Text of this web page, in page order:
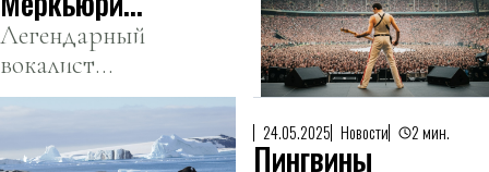
180
миллионов
долларов в
премьерный
уик-энд
миллионов
долларов за
первые четыре
скрывал, что
у него есть
дочь
Легендарный
вокалист
группы Queen
скрывал от
общественности
24.05.2025 Новости 2 мин.
Пингвины